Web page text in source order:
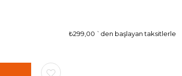
₺299,00 `den başlayan taksitlerle